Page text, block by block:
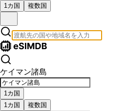
1カ国 複数国
ケイマン諸島
1カ国
1カ国
複数国